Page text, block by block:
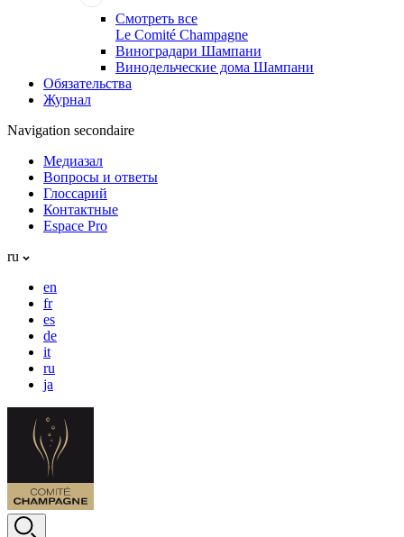
Смотреть все
Le Comité Champagne
Виноградари Шампани
Винодельческие дома Шампани
Обязательства
Журнал
Navigation secondaire
Медиазал
Вопросы и ответы
Глоссарий
Контактные
Espace Pro
ru
en
fr
es
de
it
ru
ja